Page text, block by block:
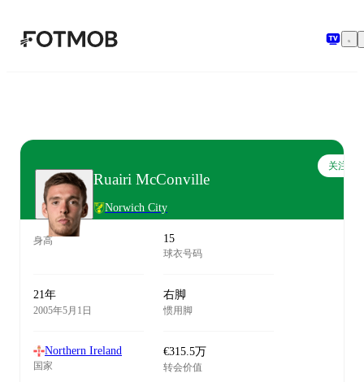
跳转到主要内容
Ruairi McConville
Norwich City
关注
身高 15
球衣号码
21年
2005年5月1日
右脚
惯用脚
Northern Ireland
国家
€315.5万
转会价值